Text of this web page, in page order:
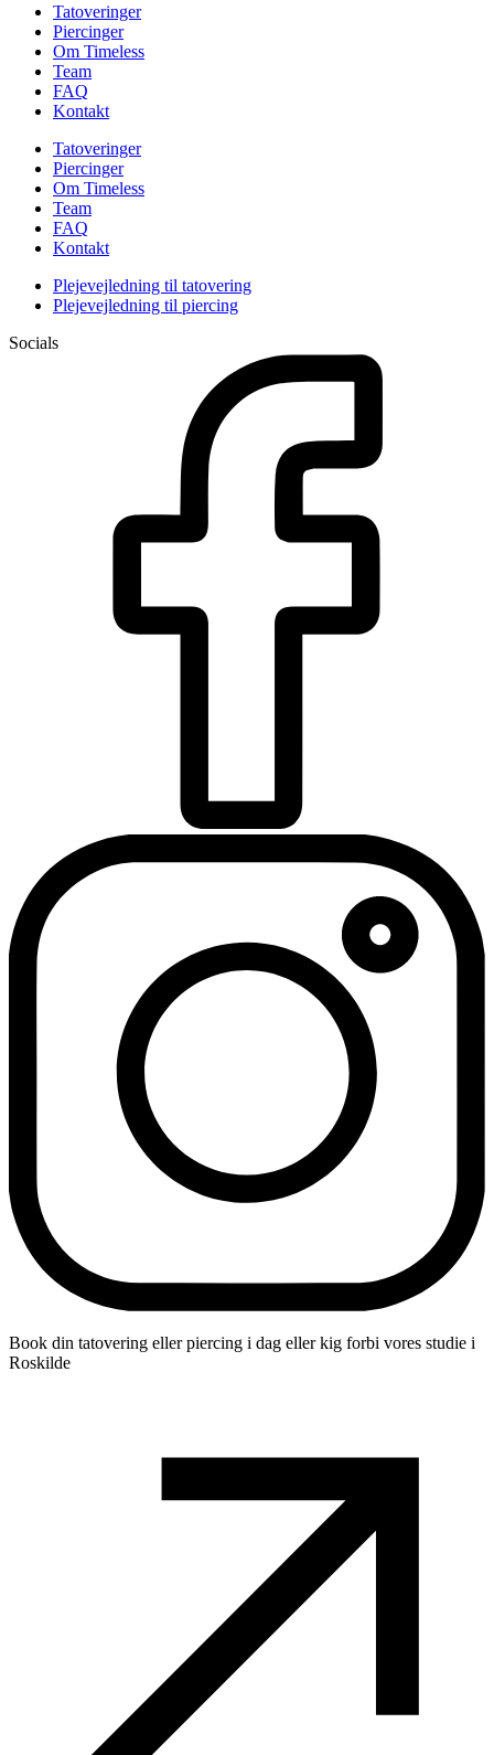
Tatoveringer
Piercinger
Om Timeless
Team
FAQ
Kontakt
Tatoveringer
Piercinger
Om Timeless
Team
FAQ
Kontakt
Plejevejledning til tatovering
Plejevejledning til piercing
Socials
Book din tatovering eller piercing i dag eller kig forbi vores studie i
Roskilde